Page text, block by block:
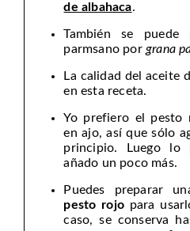
de albahaca.
También se puede
parmsano por grana
La calidad del aceite
en esta receta.
Yo prefiero el pesto
en ajo, así que sólo
principio. Luego lo
añado un poco más.
Puedes preparar
pesto rojo para
caso, se conserva